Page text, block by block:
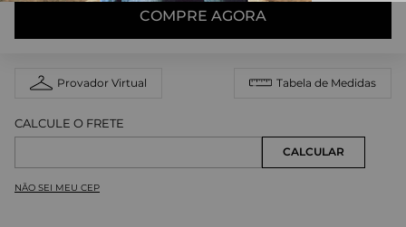
COMPRE AGORA
Provador Virtual Tabela de Medidas
NÃO SEI MEU CEP